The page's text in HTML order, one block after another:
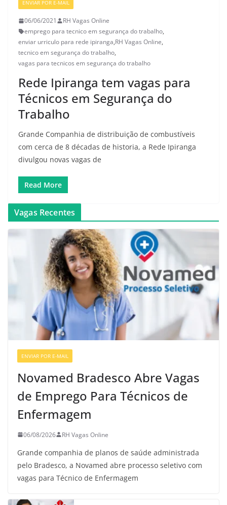
ENVIAR POR E-MAIL
06/06/2021
RH Vagas Online
emprego para tecnico em segurança do trabalho,
enviar urriculo para rede ipiranga,RH Vagas Online,
tecnico em segurança do trabalho,
vagas para tecnicos em segurança do trabalho
Rede Ipiranga tem vagas para
Técnicos em Segurança do
Trabalho
Grande Companhia de distribuição de combustíveis
com cerca de 8 décadas de historia, a Rede Ipiranga
divulgou novas vagas de
Read More
Vagas Recentes
ENVIAR POR E-MAIL
Novamed Bradesco Abre Vagas
de Emprego Para Técnicos de
Enfermagem
06/08/2026 RH Vagas Online
Grande companhia de planos de saúde administrada
pelo Bradesco, a Novamed abre processo seletivo com
vagas para Técnico de Enfermagem